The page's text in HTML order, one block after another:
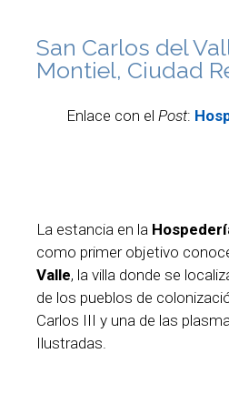
San Carlos del
Montiel, Ciudad
Enlace con el Post:
La estancia en la
como primer objetivo
Valle, la villa donde se
de los pueblos de
Carlos III y una de las
Ilustradas.